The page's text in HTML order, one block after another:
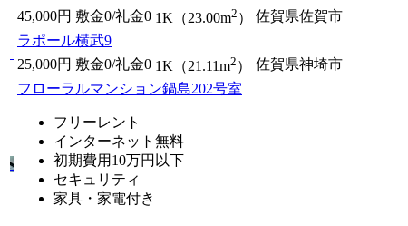
45,000円 敷金0/礼金0 1K（23.00m2 ）
佐賀県佐賀市
ラポール横武9
25,000円 敷金0/礼金0 1K（21.11m2 ）
佐賀県神埼市
フローラルマンション鍋島202号室
フリーレント
インターネット無料
初期費用10万円以下
セキュリティ
家具・家電付き